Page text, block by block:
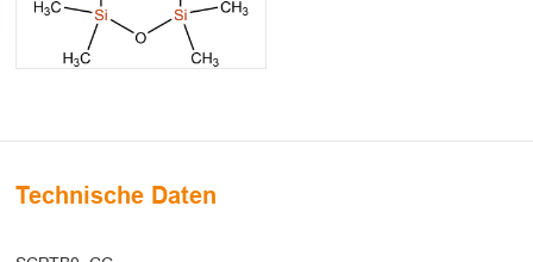
Technische Daten